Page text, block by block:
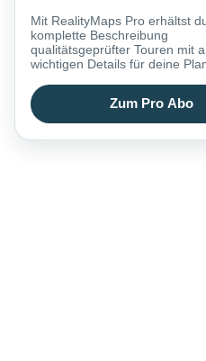
Mit RealityMaps Pro erhältst
komplette Beschreibung
qualitätsgeprüfter Touren mit
wichtigen Details für deine
Zum Pro Abo